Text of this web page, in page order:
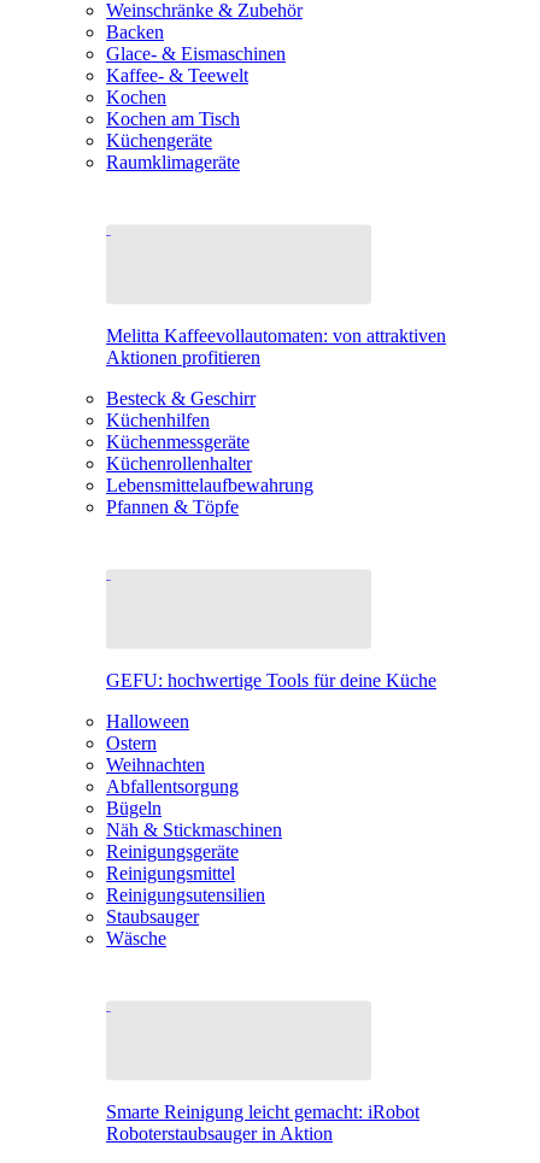
Weinschränke & Zubehör
Backen
Glace- & Eismaschinen
Kaffee- & Teewelt
Kochen
Kochen am Tisch
Küchengeräte
Raumklimageräte
Melitta Kaffeevollautomaten: von attraktiven
Aktionen profitieren
Besteck & Geschirr
Küchenhilfen
Küchenmessgeräte
Küchenrollenhalter
Lebensmittelaufbewahrung
Pfannen & Töpfe
GEFU: hochwertige Tools für deine Küche
Halloween
Ostern
Weihnachten
Abfallentsorgung
Bügeln
Näh & Stickmaschinen
Reinigungsgeräte
Reinigungsmittel
Reinigungsutensilien
Staubsauger
Wäsche
Smarte Reinigung leicht gemacht: iRobot
Roboterstaubsauger in Aktion